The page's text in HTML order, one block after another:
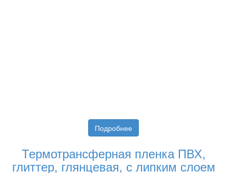
Подробнее
Термотрансферная пленка ПВХ,
глиттер, глянцевая, с липким слоем